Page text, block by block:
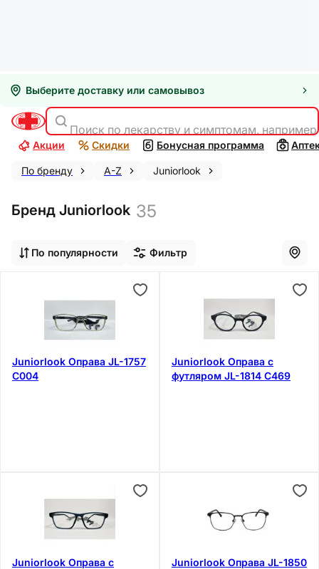
Выберите доставку или самовывоз
Поиск по лекарству и симптомам,
Акции Скидки Бонусная программа
По бренду A-Z Juniorlook
Бренд Juniorlook 35
По популярности Фильтр
Juniorlook Оправа JL-1757
C004
Juniorlook Оправа с
футляром JL-1814 C469
Juniorlook Оправа с
Juniorlook Оправа JL-1850